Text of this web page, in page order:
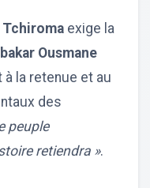
Tchiroma exige la
Ousmane
à la retenue et au
des
peuple
retiendra ».